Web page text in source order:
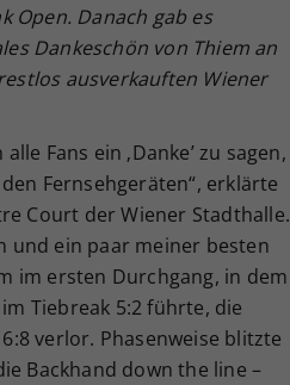
Open. Danach gab es
Dankeschön von Thiem an
ausverkauften Wiener
Fans ein ‚Danke’ zu sagen,
Fernsehgeräten“, erklärte
Court der Wiener Stadthalle.
und ein paar meiner besten
im ersten Durchgang, in dem
Tiebreak 5:2 führte, die
verlor. Phasenweise blitzte
Backhand down the line –